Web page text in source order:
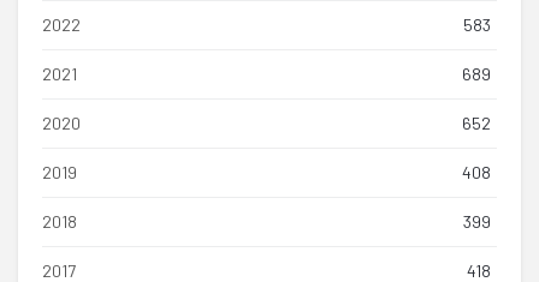
2022 583
2021 689
2020 652
2019 408
2018 399
2017 418